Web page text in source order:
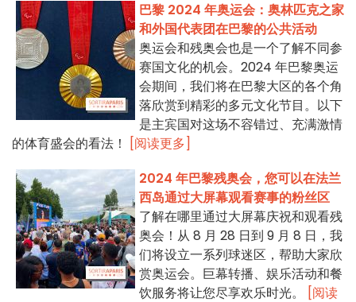
巴黎 2024 年奥运会：奥林匹克之家
和外国代表团在巴黎的公共活动
奥运会和残奥会也是一个了解不同参
赛国文化的机会。2024 年巴黎奥运
会期间，我们将在巴黎大区的各个角
落欣赏到精彩的多元文化节目。以下
是主宾国对这场不容错过、充满激情
的体育盛会的看法！
[阅读更多]
2024 年巴黎残奥会，您可以在法兰
西岛通过大屏幕观看赛事的粉丝区
了解在哪里通过大屏幕庆祝和观看残
奥会！从 8 月 28 日到 9 月 8 日，我
们将设立一系列球迷区，帮助大家欣
赏奥运会。巨幕转播、娱乐活动和餐
饮服务将让您尽享欢乐时光。
[阅读